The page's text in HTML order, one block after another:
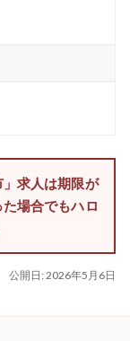
求人は期限が
場合でもハロ
公開日: 2026年5月6日